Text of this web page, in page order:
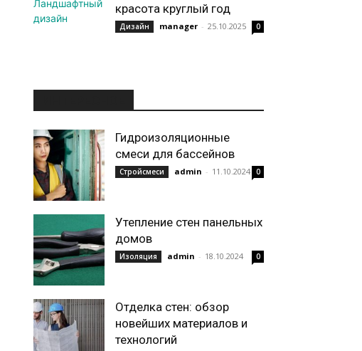
красота круглый год
Дизайн manager - 25.10.2025 0
Гидроизоляционные
смеси для бассейнов
Стройсмеси admin - 11.10.2024 0
Утепление стен панельных
домов
Изоляция admin - 18.10.2024 0
Отделка стен: обзор
новейших материалов и
технологий